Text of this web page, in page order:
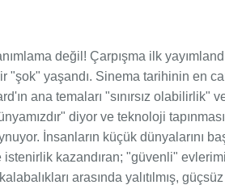
değil! Çarpışma ilk
yaşandı. Sinema tarihinin en
ana temaları "sınırsız
diyor ve teknoloji
İnsanların küçük dünyalarını
kazandıran; "güvenli"
arasında yalıtılmış,